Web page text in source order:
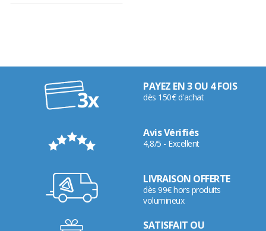
PAYEZ EN 3 OU 4 FOIS
dès 150€ d'achat
Avis Vérifiés
4,8/5 - Excellent
LIVRAISON OFFERTE
dès 99€ hors produits
volumineux
SATISFAIT OU